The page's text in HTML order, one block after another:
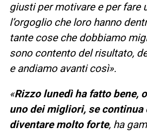
giusti per motivare e per fare
l’orgoglio che loro hanno
tante cose che dobbiamo
sono contento del risultato,
e andiamo avanti così».
«Rizzo lunedì ha fatto bene,
uno dei migliori, se continua
diventare molto forte, ha